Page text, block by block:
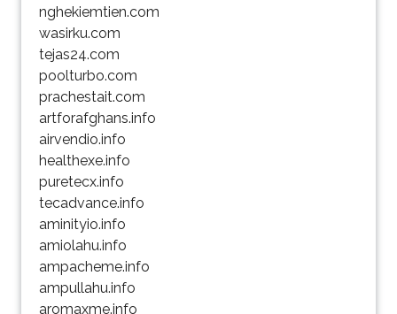
nghekiemtien.com
wasirku.com
tejas24.com
poolturbo.com
prachestait.com
artforafghans.info
airvendio.info
healthexe.info
puretecx.info
tecadvance.info
aminityio.info
amiolahu.info
ampacheme.info
ampullahu.info
aromaxme.info